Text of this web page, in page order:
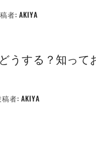
者: AKIYA
うする？知って
稿者: AKIYA